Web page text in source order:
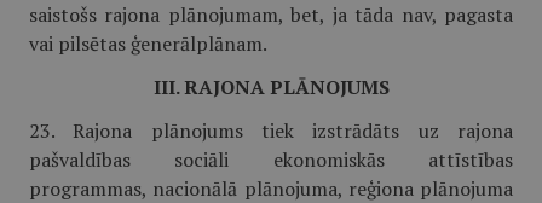
saistošs rajona plānojumam, bet, ja tāda nav, pagasta
vai pilsētas ģenerālplānam.
III. RAJONA PLĀNOJUMS
23. Rajona plānojums tiek izstrādāts uz rajona
pašvaldības sociāli ekonomiskās attīstības
programmas, nacionālā plānojuma, reģiona plānojuma